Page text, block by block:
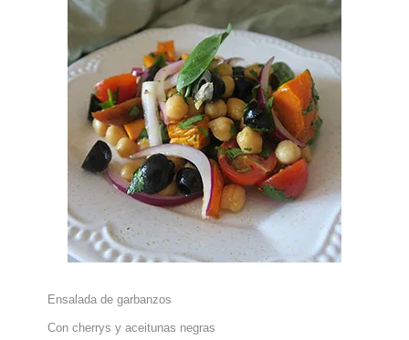
Ensalada de garbanzos
Con cherrys y aceitunas negras